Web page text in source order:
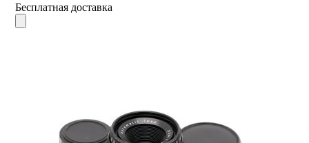
Бесплатная доставка